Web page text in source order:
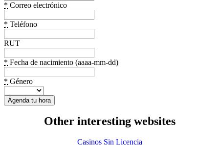
* Correo electrónico
* Teléfono
RUT
* Fecha de nacimiento (aaaa-mm-dd)
* Género
Other interesting websites
Casinos Sin Licencia